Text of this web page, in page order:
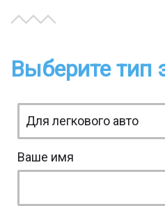
Выберите тип
Ваше имя